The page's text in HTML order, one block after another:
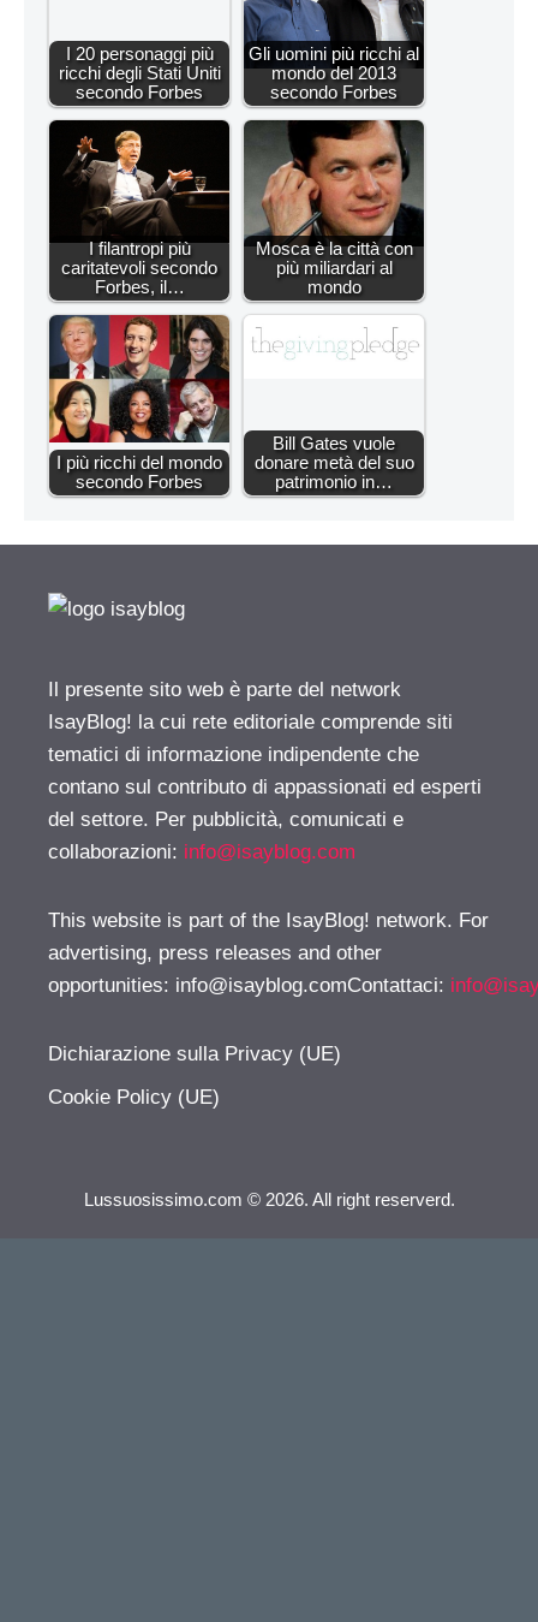
I 20 personaggi più
ricchi degli Stati Uniti
secondo Forbes
Gli uomini più ricchi al
mondo del 2013
secondo Forbes
I filantropi più
caritatevoli secondo
Forbes, il…
Mosca è la città con
più miliardari al
mondo
I più ricchi del mondo
secondo Forbes
Bill Gates vuole
donare metà del suo
patrimonio in…
Il presente sito web è parte del network
IsayBlog! la cui rete editoriale comprende siti
tematici di informazione indipendente che
contano sul contributo di appassionati ed esperti
del settore. Per pubblicità, comunicati e
collaborazioni: info@isayblog.com
This website is part of the IsayBlog! network. For
advertising, press releases and other
opportunities: info@isayblog.comContattaci:
Dichiarazione sulla Privacy (UE)
Cookie Policy (UE)
Lussuosissimo.com © 2026. All right reserverd.